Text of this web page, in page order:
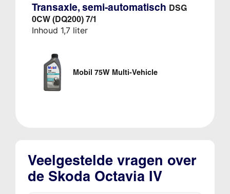
Transaxle, semi-automatisch DSG
0CW (DQ200) 7/1
Inhoud 1,7 liter
Mobil 75W Multi-Vehicle
Veelgestelde vragen over
de Skoda Octavia IV